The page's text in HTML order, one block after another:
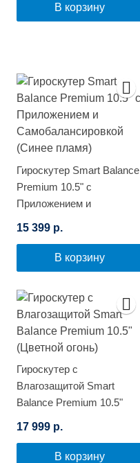
В корзину
Гироскутер Smart Balance
Premium 10.5" с
Приложением и
(Синее пламя)
15 399 р.
В корзину
Гироскутер с
Влагозащитой Smart
Balance Premium 10.5"
17 999 р.
В корзину